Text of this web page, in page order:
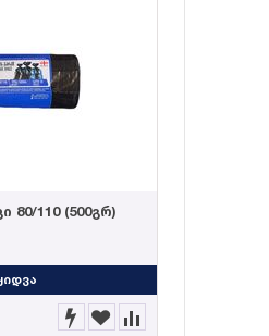
80/110 (500გრ)